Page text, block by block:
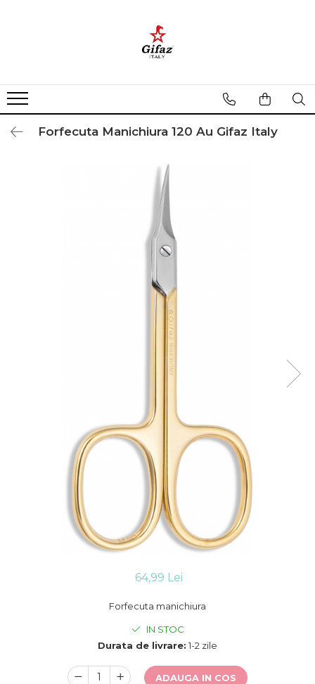
Tipuri de Forfecute
Forfecuta Cuticule
Unghiera Manichiura Pedichiura
Cleste Manichiura Pedichiura
Accesorii Cosmetice Calcai
Forfecuta Manichiura 120 Au Gifaz Italy
64,99 Lei
Forfecuta manichiura
IN STOC
Durata de livrare: 1-2 zile
ADAUGA IN COS